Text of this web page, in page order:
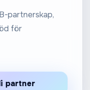
partnerskap,
för
partner